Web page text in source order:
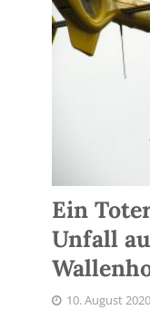
Ein
Unfall
10. August 2020